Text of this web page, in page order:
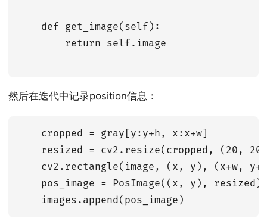
    def get_image(self):
        return self.image
然后在迭代中记录position信息：
    cropped = gray[y:y+h, x:x+w]
resized = cv2.resize(cropped, (20,
cv2.rectangle(image, (x, y), (x+w,
    pos_image = PosImage((x, y), resized)